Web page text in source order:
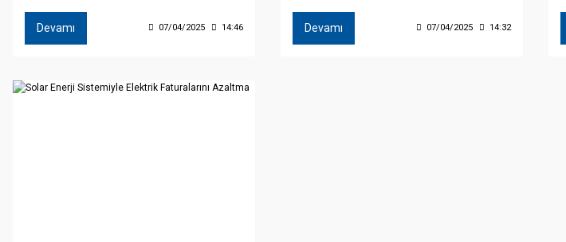
tedarik edilen kaliteli ekipmanlar ve ADEN
emisyonları da azalır. Güneş enerjisiyle
Devamı 07/04/2025 14:46
Pazarı üzerinden doğru ürünleri seçerek
Devamı 07/04/2025 14:32